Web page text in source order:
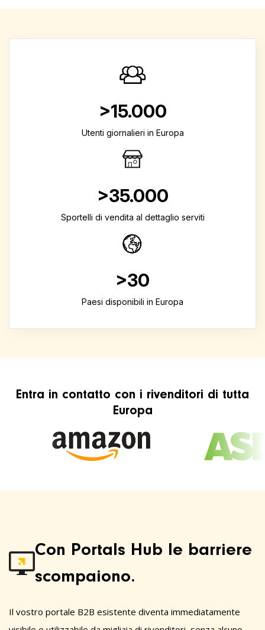
>15.000
Utenti giornalieri in Europa
>35.000
Sportelli di vendita al dettaglio serviti
>30
Paesi disponibili in Europa
Entra in contatto con i rivenditori di tutta
Europa
Con Portals Hub le barriere
scompaiono.
Il vostro portale B2B esistente diventa immediatamente